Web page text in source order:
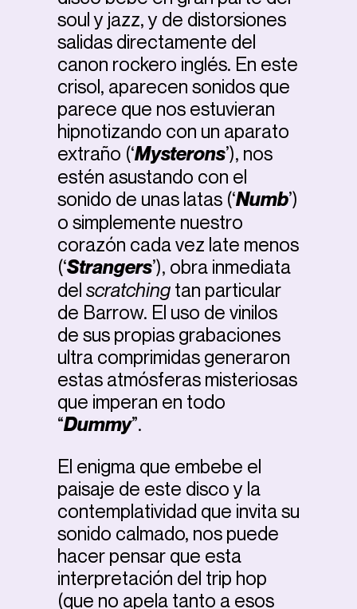
soul y jazz, y de distorsiones
salidas directamente del
canon rockero inglés. En este
crisol, aparecen sonidos que
parece que nos estuvieran
hipnotizando con un aparato
extraño (‘Mysterons’), nos
estén asustando con el
sonido de unas latas (‘Numb’)
o simplemente nuestro
corazón cada vez late menos
(‘Strangers’), obra inmediata
del scratching tan particular
de Barrow. El uso de vinilos
de sus propias grabaciones
ultra comprimidas generaron
estas atmósferas misteriosas
que imperan en todo
“Dummy”.
El enigma que embebe el
paisaje de este disco y la
contemplatividad que invita su
sonido calmado, nos puede
hacer pensar que esta
interpretación del trip hop
(que no apela tanto a esos